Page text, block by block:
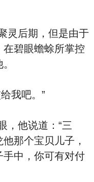
期，但是由于
碧眼蟾蜍所掌控
吧。”
说道：“三
那个宝贝儿子，
中，你可有对付